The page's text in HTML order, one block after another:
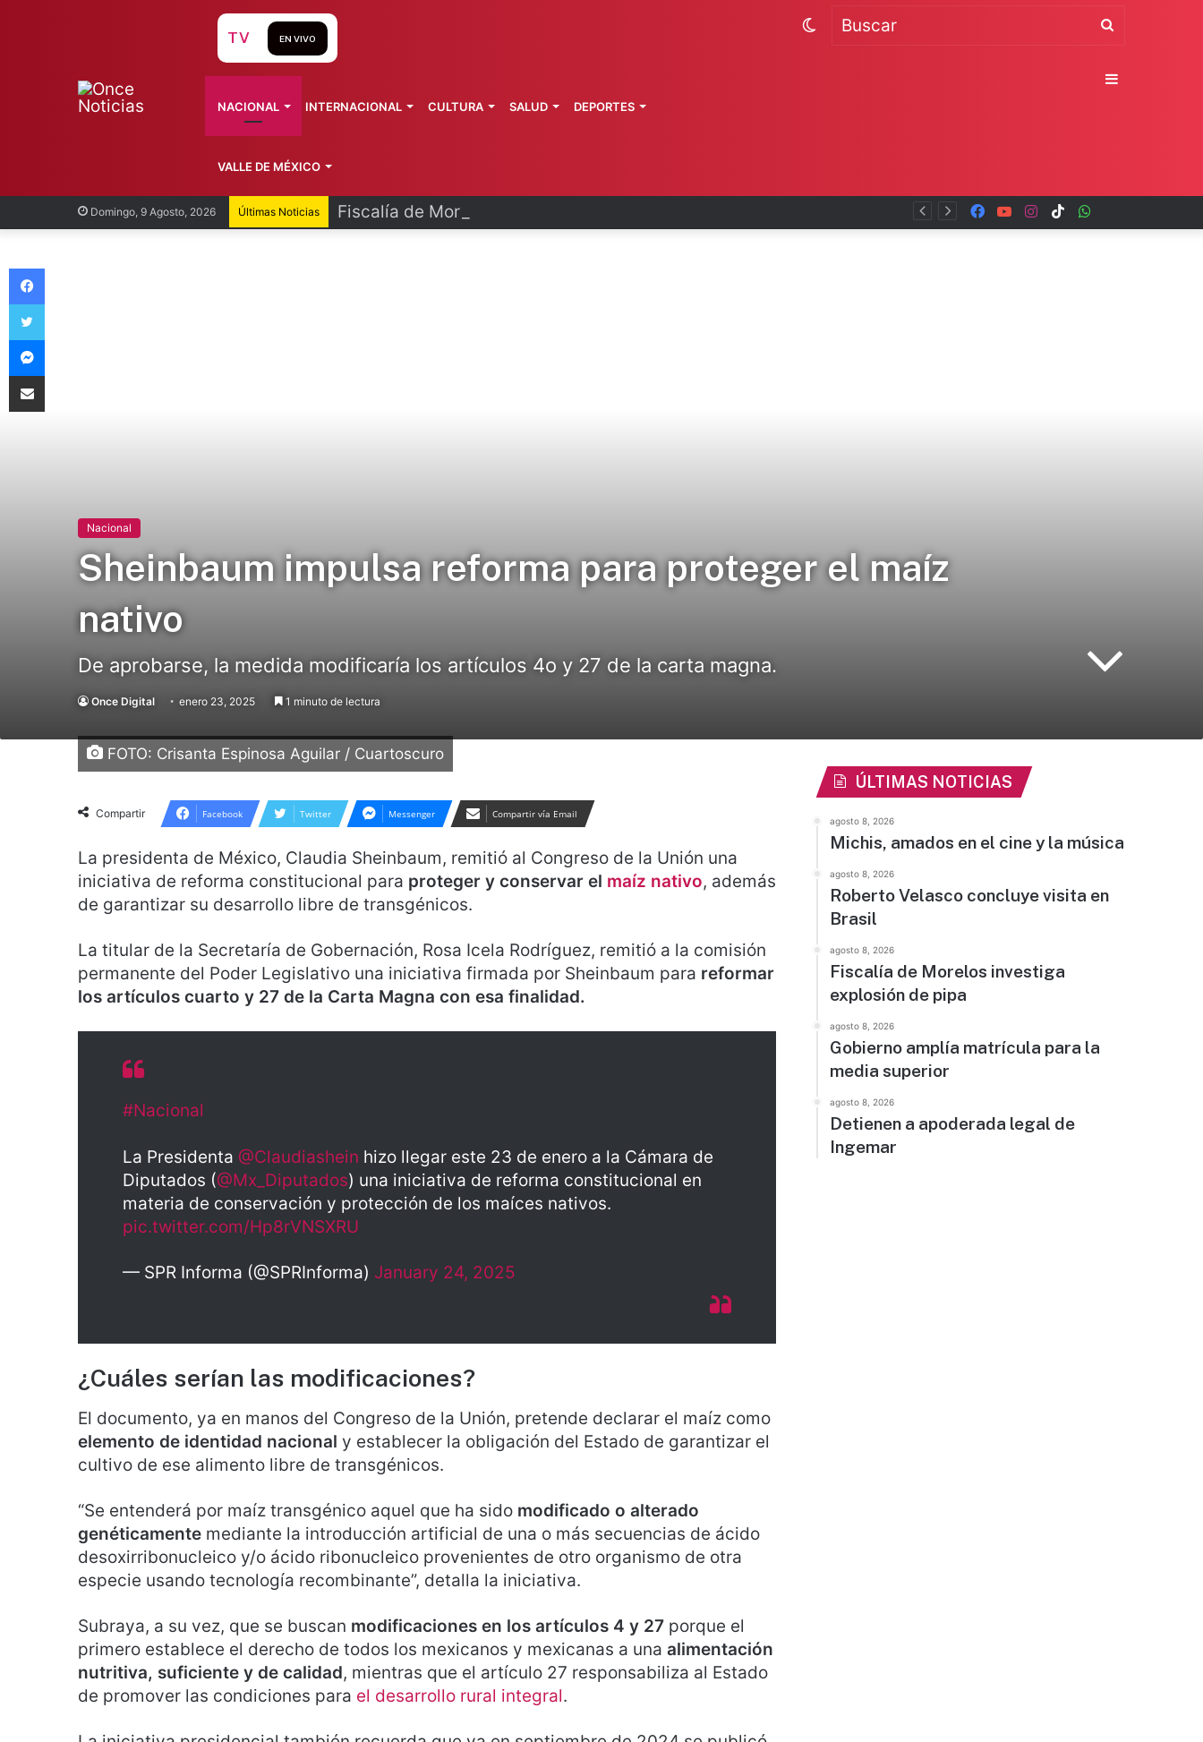
Domingo, 9 Agosto, 2026 Últimas Noticias Fiscalía de Morelos investiga explosión de pipa TikTok
Instagram
YouTube
Facebook
TV EN VIVO
NACIONAL INTERNACIONAL CULTURA SALUD DEPORTES
VALLE DE MÉXICO
Buscar
Switch
Sidebar
Nacional
Sheinbaum impulsa reforma para proteger el maíz
nativo
De aprobarse, la medida modificaría los artículos 4o y 27 de la carta magna.
Once Digital enero 23, 2025 1 minuto de lectura
FOTO: Crisanta Espinosa Aguilar / Cuartoscuro
Compartir Facebook Twitter Messenger Compartir vía Email
La presidenta de México, Claudia Sheinbaum, remitió al Congreso de la Unión una
iniciativa de reforma constitucional para proteger y conservar el maíz nativo, además
de garantizar su desarrollo libre de transgénicos.
La titular de la Secretaría de Gobernación, Rosa Icela Rodríguez, remitió a la comisión
permanente del Poder Legislativo una iniciativa firmada por Sheinbaum para reformar
los artículos cuarto y 27 de la Carta Magna con esa finalidad.
#Nacional
La Presidenta @Claudiashein hizo llegar este 23 de enero a la Cámara de
Diputados (@Mx_Diputados) una iniciativa de reforma constitucional en
materia de conservación y protección de los maíces nativos.
pic.twitter.com/Hp8rVNSXRU
— SPR Informa (@SPRInforma) January 24, 2025
¿Cuáles serían las modificaciones?
El documento, ya en manos del Congreso de la Unión, pretende declarar el maíz como
elemento de identidad nacional y establecer la obligación del Estado de garantizar el
cultivo de ese alimento libre de transgénicos.
“Se entenderá por maíz transgénico aquel que ha sido modificado o alterado
genéticamente mediante la introducción artificial de una o más secuencias de ácido
desoxirribonucleico y/o ácido ribonucleico provenientes de otro organismo de otra
especie usando tecnología recombinante”, detalla la iniciativa.
Subraya, a su vez, que se buscan modificaciones en los artículos 4 y 27 porque el
primero establece el derecho de todos los mexicanos y mexicanas a una alimentación
nutritiva, suficiente y de calidad, mientras que el artículo 27 responsabiliza al Estado
de promover las condiciones para el desarrollo rural integral.
ÚLTIMAS NOTICIAS
agosto 8, 2026
Michis, amados en el cine y la música
agosto 8, 2026
Roberto Velasco concluye visita en
Brasil
agosto 8, 2026
Fiscalía de Morelos investiga
explosión de pipa
agosto 8, 2026
Gobierno amplía matrícula para la
media superior
agosto 8, 2026
Detienen a apoderada legal de
Ingemar
Facebook
Twitter
Messenger
Compartir vía Email